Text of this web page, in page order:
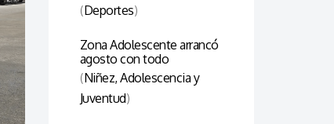
(Deportes)
Zona Adolescente arrancó
agosto con todo
(Niñez, Adolescencia y
Juventud)